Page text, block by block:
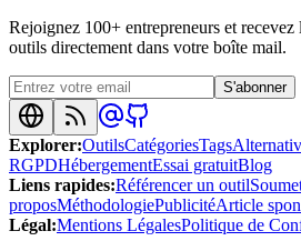
Rejoignez 100+ entrepreneurs et
outils directement dans votre boîte mail.
S'abonner
Explorer:OutilsCatégoriesTags
RGPDHébergementEssai gratuitBlog
Liens rapides:Référencer un outil
proposMéthodologiePublicitéArticle
Légal:Mentions LégalesPolitique de